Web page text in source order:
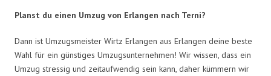
Planst du einen Umzug von Erlangen nach Terni?
Dann ist Umzugsmeister Wirtz Erlangen aus Erlangen deine beste
Wahl für ein günstiges Umzugsunternehmen! Wir wissen, dass ein
Umzug stressig und zeitaufwendig sein kann, daher kümmern wir